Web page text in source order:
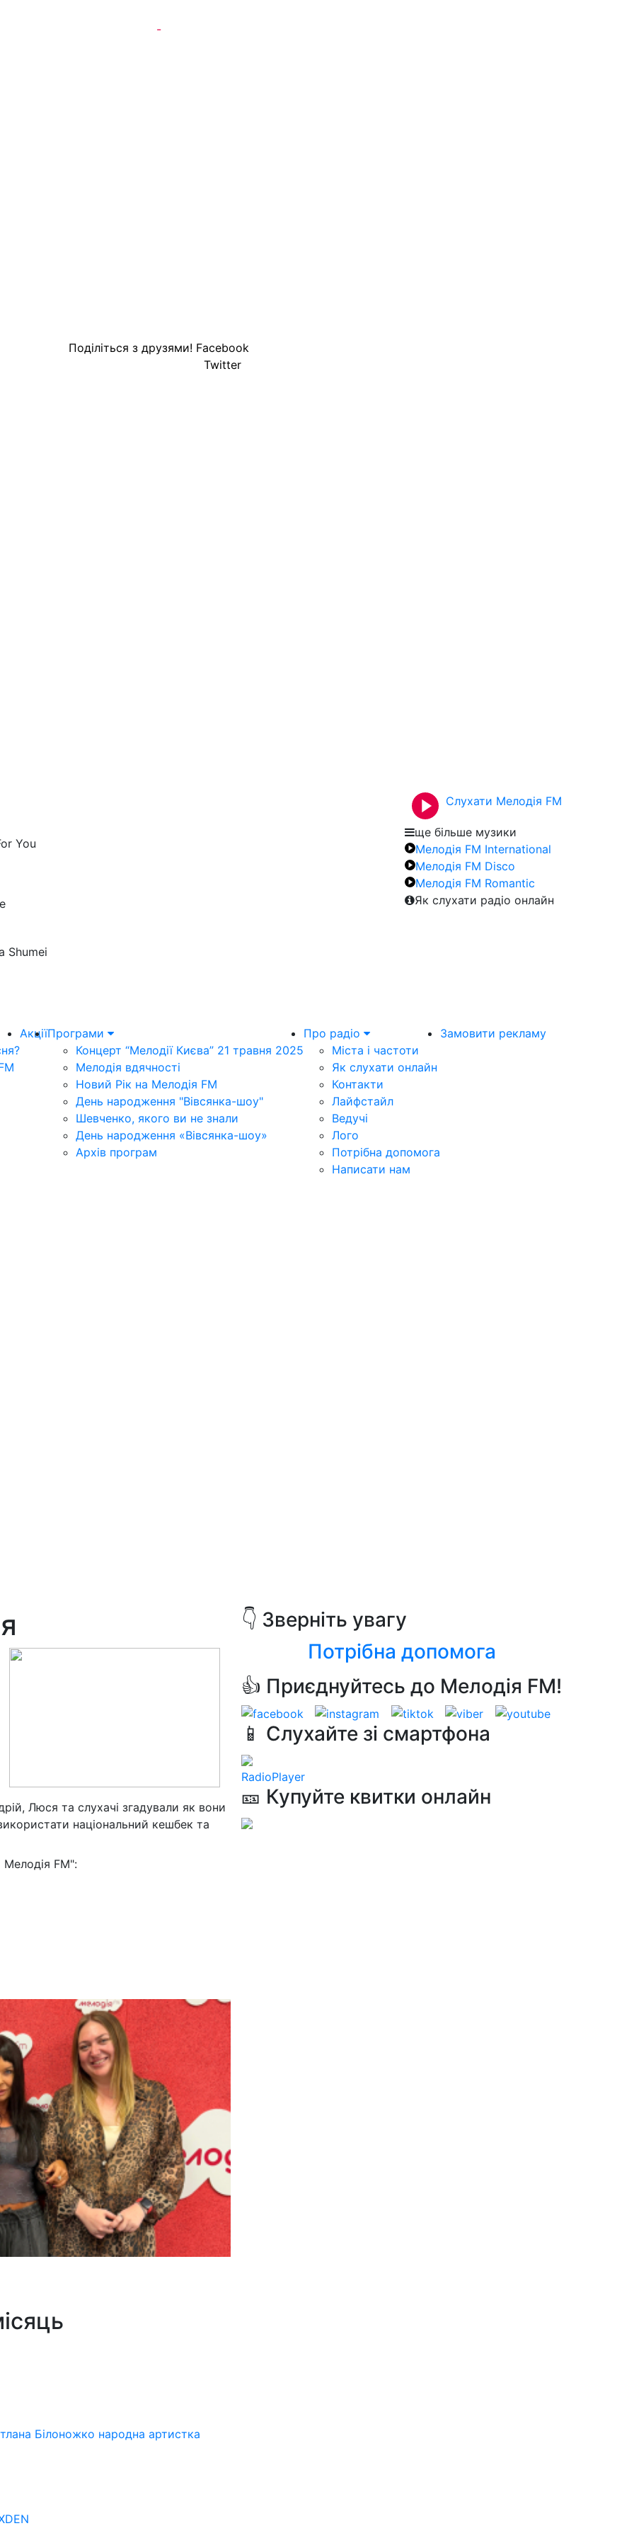
-
Поділіться з друзями! Facebook
Twitter
You
Shumei
Слухати Мелодія FM
ще більше музики
Мелодія FM International
Мелодія FM Disco
Мелодія FM Romantic
Як слухати радіо онлайн
АкціїПрограми
Концерт “Мелодії Києва” 21 травня 2025
Мелодія вдячності
Новий Рік на Мелодія FM
День народження "Вівсянка-шоу"
Шевченко, якого ви не знали
День народження «Вівсянка-шоу»
Архів програм
Про радіо
Міста і частоти
Як слухати онлайн
Контакти
Лайфстайл
Ведучі
Лого
Потрібна допомога
Написати нам
Замовити рекламу
Люся та слухачі згадували як вони
національний кешбек та
Мелодія FM":
Білоножко народна артистка
👇 Зверніть увагу
Потрібна допомога
👍 Приєднуйтесь до Мелодія FM!
📱 Слухайте зі смартфона
RadioPlayer
🎫 Купуйте квитки онлайн